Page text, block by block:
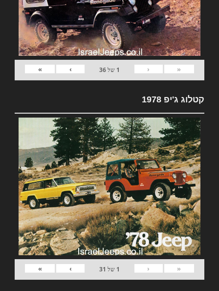
«
‹
1 של36
›
»
קטלוג ג'יפ 1978
«
‹
1 של 31
›
»